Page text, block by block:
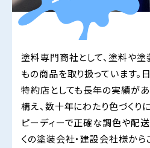
塗料専門商社として、塗料や
もの商品を取り扱っています。
特約店としても長年の実績が
構え、数十年にわたり色づくり
ピーディーで正確な調色や配
くの塗装会社・建設会社様か